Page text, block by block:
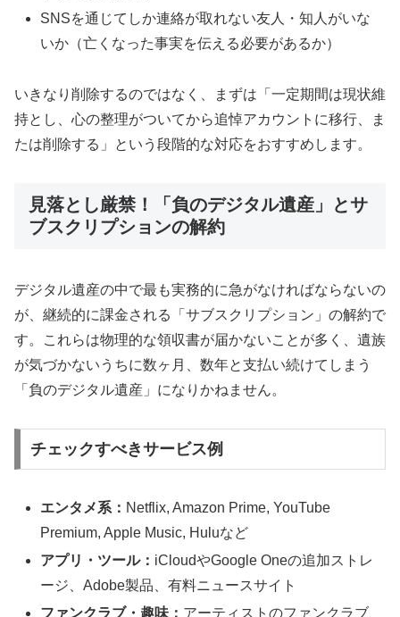
SNSを通じてしか連絡が取れない友人・知人がいな
いか（亡くなった事実を伝える必要があるか）
いきなり削除するのではなく、まずは「一定期間は現状維
持とし、心の整理がついてから追悼アカウントに移行、ま
たは削除する」という段階的な対応をおすすめします。
見落とし厳禁！「負のデジタル遺産」とサ
ブスクリプションの解約
デジタル遺産の中で最も実務的に急がなければならないの
が、継続的に課金される「サブスクリプション」の解約で
す。これらは物理的な領収書が届かないことが多く、遺族
が気づかないうちに数ヶ月、数年と支払い続けてしまう
「負のデジタル遺産」になりかねません。
チェックすべきサービス例
エンタメ系： Netflix, Amazon Prime, YouTube
Premium, Apple Music, Huluなど
アプリ・ツール： iCloudやGoogle Oneの追加ストレ
ージ、Adobe製品、有料ニュースサイト
ファンクラブ・趣味： アーティストのファンクラブ